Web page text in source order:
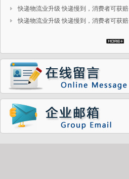
快递物流业升级 快递慢到，消费者可获赔
快递物流业升级 快递慢到，消费者可获赔